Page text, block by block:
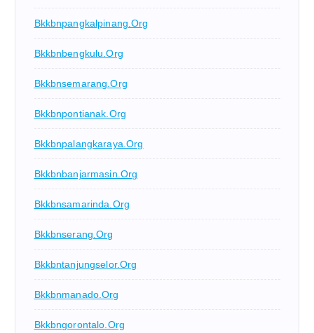
Bkkbnpangkalpinang.org
Bkkbnbengkulu.org
Bkkbnsemarang.org
Bkkbnpontianak.org
Bkkbnpalangkaraya.org
Bkkbnbanjarmasin.org
Bkkbnsamarinda.org
Bkkbnserang.org
Bkkbntanjungselor.org
Bkkbnmanado.org
Bkkbngorontalo.org